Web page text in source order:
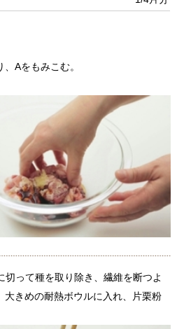
て種を取り除き、繊維を断つよ
めの耐熱ボウルに入れ、片栗粉